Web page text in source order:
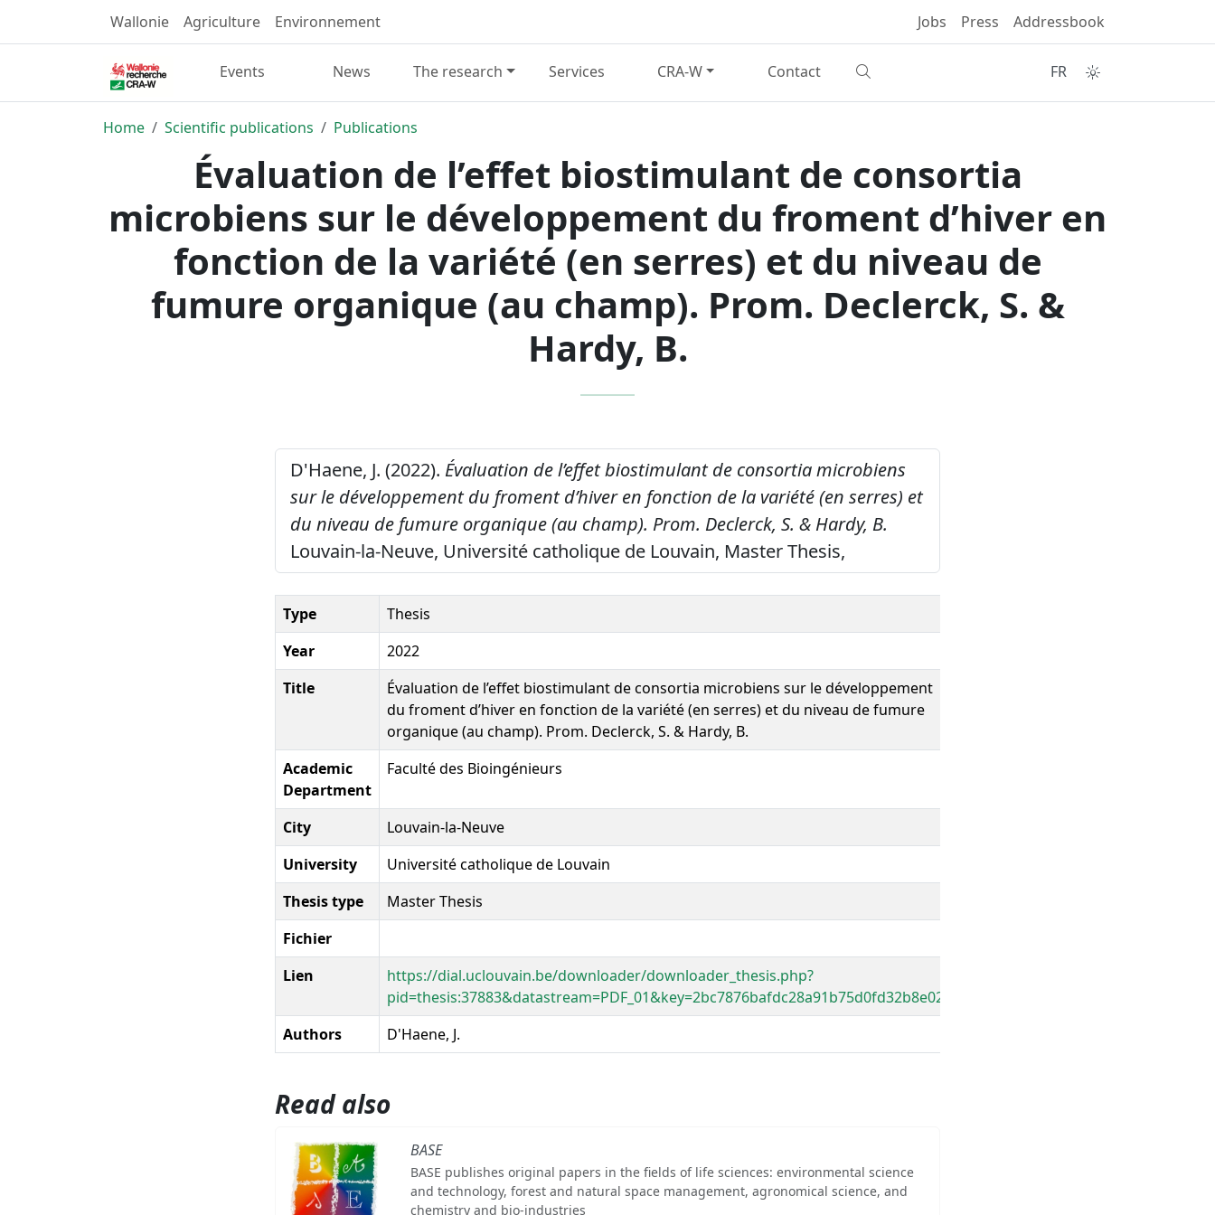
Wallonie Agriculture Environnement Jobs Press Addressbook
Events News The research Services CRA-W Contact FR
Home Scientific publications Publications
Évaluation de l’effet biostimulant de consortia
microbiens sur le développement du froment d’hiver en
fonction de la variété (en serres) et du niveau de
fumure organique (au champ). Prom. Declerck, S. &
Hardy, B.
D'Haene, J. (2022). Évaluation de l’effet biostimulant de consortia microbiens
sur le développement du froment d’hiver en fonction de la variété (en serres) et
du niveau de fumure organique (au champ). Prom. Declerck, S. & Hardy, B.
Louvain-la-Neuve, Université catholique de Louvain, Master Thesis,
Type
Thesis
Year
2022
Title
Évaluation de l’effet biostimulant de consortia microbiens sur le développement
du froment d’hiver en fonction de la variété (en serres) et du niveau de fumure
organique (au champ). Prom. Declerck, S. & Hardy, B.
Academic
Department
Faculté des Bioingénieurs
City
Louvain-la-Neuve
University
Université catholique de Louvain
Thesis type
Master Thesis
Fichier
Lien
https://dial.uclouvain.be/downloader/downloader_thesis.php?
pid=thesis:37883&datastream=PDF_01&key=2bc7876bafdc28a91b75d0fd32b8e027
Authors
D'Haene, J.
Read also
BASE
BASE publishes original papers in the fields of life sciences: environmental science
and technology, forest and natural space management, agronomical science, and
chemistry and bio-industries